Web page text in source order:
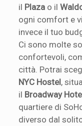
il Plaza o il
ogni comfort e
invece il tuo
Ci sono molte
confortevoli,
città. Potrai
NYC Hostel,
il Broadway
quartiere di
diverso dal